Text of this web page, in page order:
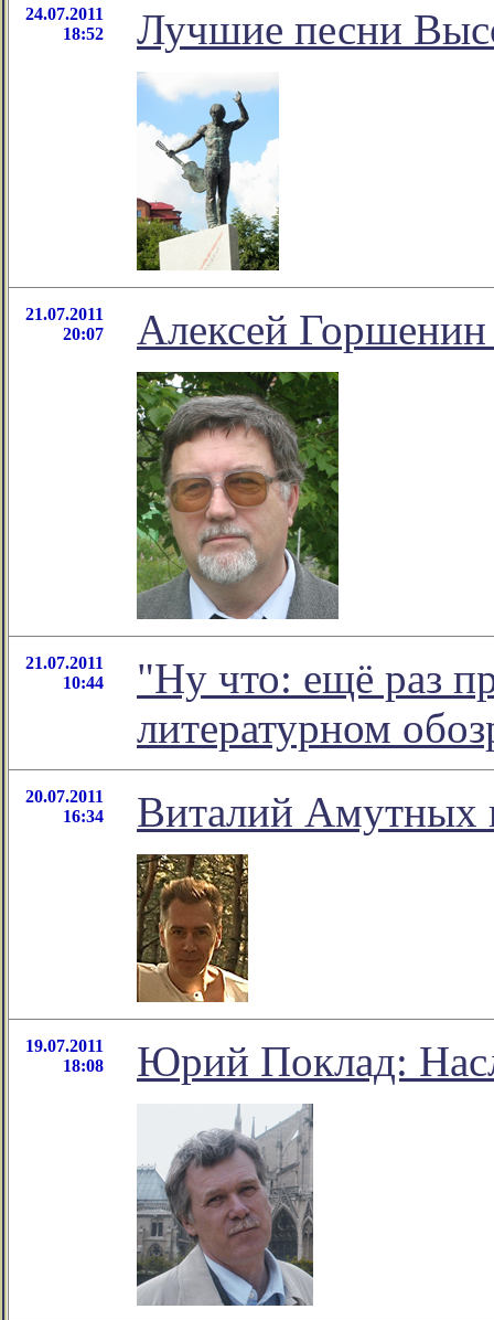
24.07.2011
18:52
Лучшие песни
21.07.2011
20:07
Алексей Горшенин
21.07.2011
10:44
"Ну что: ещё раз
литературном
20.07.2011
16:34
Виталий Амутных
19.07.2011
18:08
Юрий Поклад: